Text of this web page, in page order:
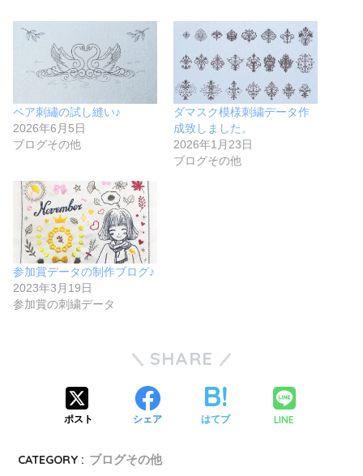
ペア刺繡の試し縫い♪
2026年6月5日
ブログその他
ダマスク模様刺繍データ作
成致しました。
2026年1月23日
ブログその他
参加賞データの制作ブログ♪
2023年3月19日
参加賞の刺繍データ
SHARE
ポスト シェア はてブ LINE
CATEGORY : ブログその他